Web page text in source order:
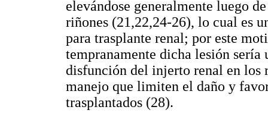
elevándose generalmente luego
riñones (21,22,24-26), lo cual es
para trasplante renal; por este
tempranamente dicha lesión
disfunción del injerto renal en los
manejo que limiten el daño y
trasplantados (28).